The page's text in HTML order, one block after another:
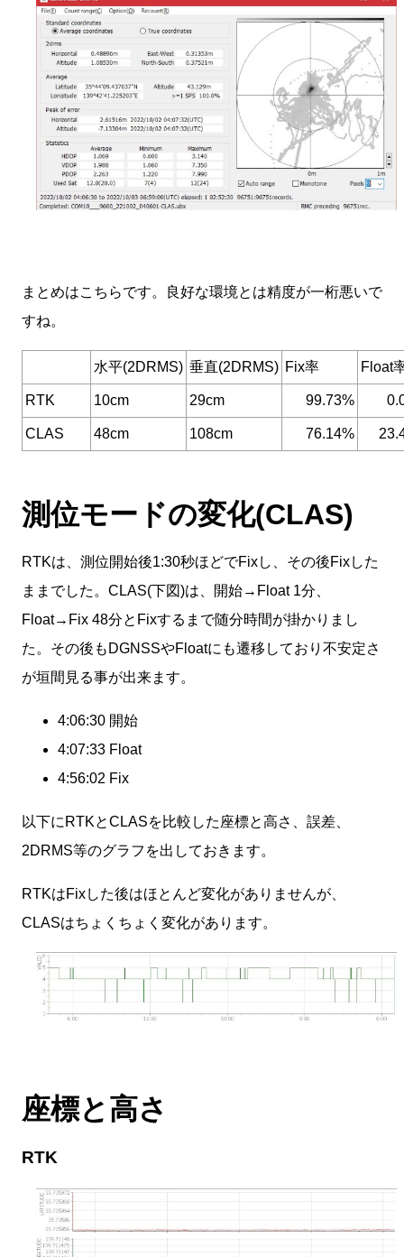
まとめはこちらです。良好な環境とは精度が一桁悪いで
すね。
水平(2DRMS) 垂直(2DRMS) Fix率 Float
RTK 10cm 29cm 99.73%
CLAS 48cm 108cm 76.14%
測位モードの変化(CLAS)
RTKは、測位開始後1:30秒ほどでFixし、その後Fixした
ままでした。CLAS(下図)は、開始→Float 1分、
Float→Fix 48分とFixするまで随分時間が掛かりまし
た。その後もDGNSSやFloatにも遷移しており不安定さ
が垣間見る事が出来ます。
4:06:30 開始
4:07:33 Float
4:56:02 Fix
以下にRTKとCLASを比較した座標と高さ、誤差、
2DRMS等のグラフを出しておきます。
RTKはFixした後はほとんど変化がありませんが、
CLASはちょくちょく変化があります。
座標と高さ
RTK